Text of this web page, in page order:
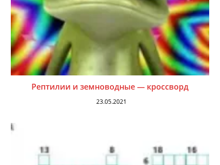
Рептилии и земноводные — кроссворд
23.05.2021